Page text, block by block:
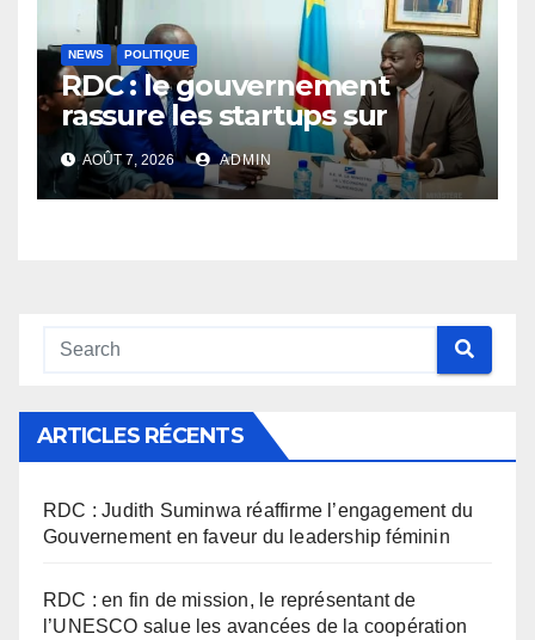
NEWS POLITIQUE
RDC : le gouvernement
rassure les startups sur
l’application des nouvelles
taxes dans le secteur du
numérique
AOÛT 7, 2026 ADMIN
ARTICLES RÉCENTS
RDC : Judith Suminwa réaffirme l’engagement du
Gouvernement en faveur du leadership féminin
RDC : en fin de mission, le représentant de
l’UNESCO salue les avancées de la coopération